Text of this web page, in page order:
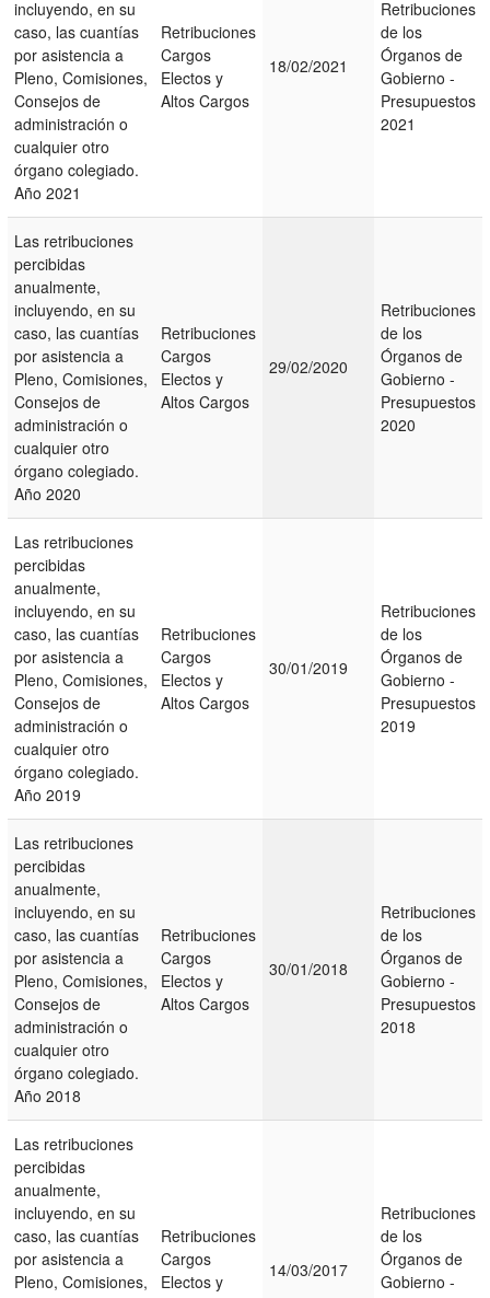
incluyendo, en su
caso, las cuantías
por asistencia a
Pleno, Comisiones,
Consejos de
administración o
cualquier otro
órgano colegiado.
Año 2021
Retribuciones
Cargos
Electos y
Altos Cargos
18/02/2021
Retribuciones
de los
Órganos de
Gobierno -
Presupuestos
2021
Las retribuciones
percibidas
anualmente,
incluyendo, en su
caso, las cuantías
por asistencia a
Pleno, Comisiones,
Consejos de
administración o
cualquier otro
órgano colegiado.
Año 2020
Retribuciones
Cargos
Electos y
Altos Cargos
29/02/2020
Retribuciones
de los
Órganos de
Gobierno -
Presupuestos
2020
Las retribuciones
percibidas
anualmente,
incluyendo, en su
caso, las cuantías
por asistencia a
Pleno, Comisiones,
Consejos de
administración o
cualquier otro
órgano colegiado.
Año 2019
Retribuciones
Cargos
Electos y
Altos Cargos
30/01/2019
Retribuciones
de los
Órganos de
Gobierno -
Presupuestos
2019
Las retribuciones
percibidas
anualmente,
incluyendo, en su
caso, las cuantías
por asistencia a
Pleno, Comisiones,
Consejos de
administración o
cualquier otro
órgano colegiado.
Año 2018
Retribuciones
Cargos
Electos y
Altos Cargos
30/01/2018
Retribuciones
de los
Órganos de
Gobierno -
Presupuestos
2018
Las retribuciones
percibidas
anualmente,
incluyendo, en su
caso, las cuantías
por asistencia a
Pleno, Comisiones,
Retribuciones
Cargos
Electos y
14/03/2017
Retribuciones
de los
Órganos de
Gobierno -